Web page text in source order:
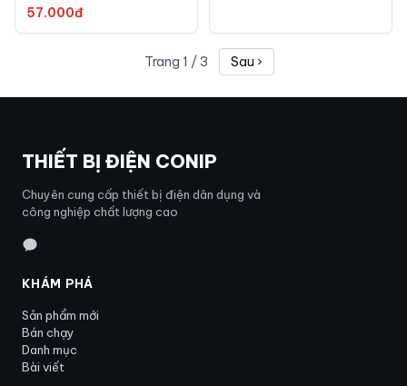
57.000đ
Trang 1 /3 Sau ›
THIẾT BỊ ĐIỆN CONIP
Chuyên cung cấp thiết bị điện dân dụng và
công nghiệp chất lượng cao
KHÁM PHÁ
Sản phẩm mới
Bán chạy
Danh mục
Bài viết